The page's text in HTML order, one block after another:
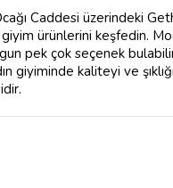
Caddesi üzerindeki
ürünlerini keşfedin.
pek çok seçenek
giyiminde kaliteyi ve